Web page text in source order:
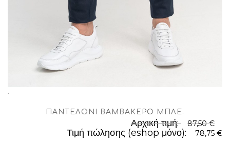
.
ΠΑΝΤΕΛΌΝΙ ΒΑΜΒΑΚΕΡΌ ΜΠΛΈ.
Αρχική τιμή: 87,50 €
Τιμή πώλησης (eshop μόνο): 78,75 €